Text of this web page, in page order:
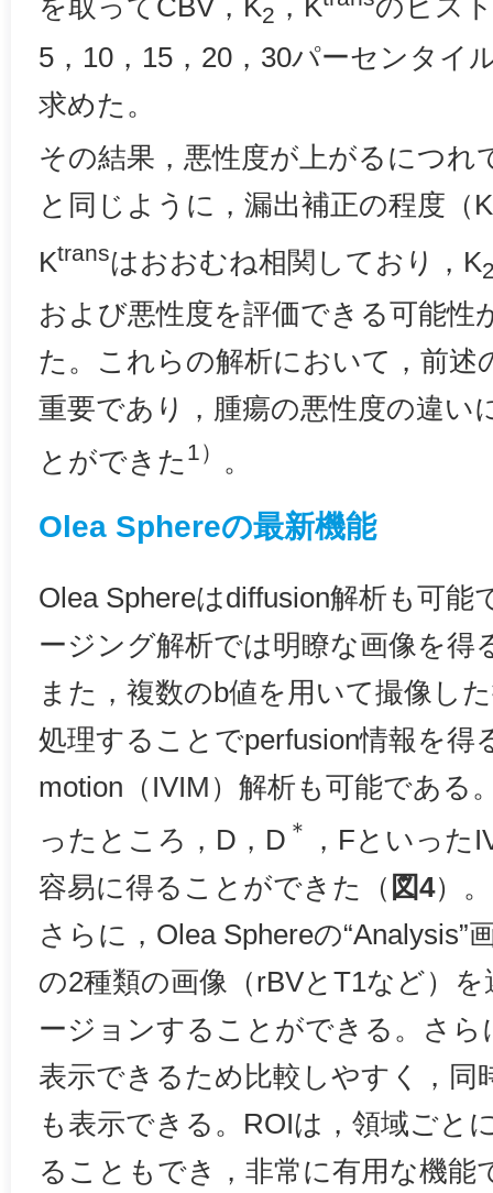
2
5，10，15，20，30パーセンタイ
求めた。
その結果，悪性度が上がるにつれ
と同じように，漏出補正の程度（K
Ktransはおおむね相関しており，K
および悪性度を評価できる可能性
た。これらの解析において，前述
重要であり，腫瘍の悪性度の違い
とができた 1） 。
Olea Sphereの最新機能
Olea Sphereはdiffusion解析も可能
ージング解析では明瞭な画像を得
また，複数のb値を用いて撮像し
処理することでperfusion情報を得
motion（IVIM）解析も可能である
ったところ，D，D ＊
，Fといった
容易に得ることができた（ 図4）。
さらに，Olea Sphereの“Analysis”
の2種類の画像（rBVとT1など）
ージョンすることができる。さら
表示できるため比較しやすく，同
も表示できる。ROIは，領域ごと
ることもでき，非常に有用な機能